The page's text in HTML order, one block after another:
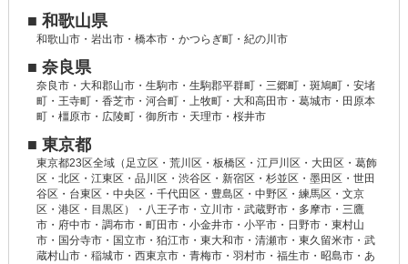
■ 和歌山県
和歌山市・岩出市・橋本市・かつらぎ町・紀の川市
■ 奈良県
奈良市・大和郡山市・生駒市・生駒郡平群町・三郷町・斑鳩町・安堵
町・王寺町・香芝市・河合町・上牧町・大和高田市・葛城市・田原本
町・橿原市・広陵町・御所市・天理市・桜井市
■ 東京都
東京都23区全域（足立区・荒川区・板橋区・江戸川区・大田区・葛飾
区・北区・江東区・品川区・渋谷区・新宿区・杉並区・墨田区・世田
谷区・台東区・中央区・千代田区・豊島区・中野区・練馬区・文京
区・港区・目黒区）・八王子市・立川市・武蔵野市・多摩市・三鷹
市・府中市・調布市・町田市・小金井市・小平市・日野市・東村山
市・国分寺市・国立市・狛江市・東大和市・清瀬市・東久留米市・武
蔵村山市・稲城市・西東京市・青梅市・羽村市・福生市・昭島市・あ